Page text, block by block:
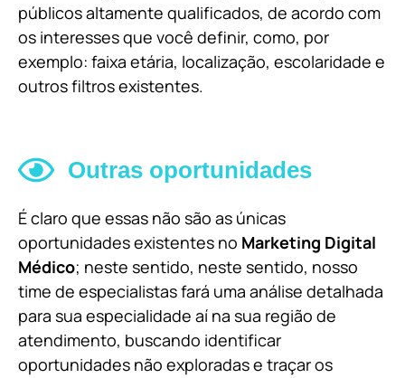
públicos altamente qualificados, de acordo com
os interesses que você definir, como, por
exemplo: faixa etária, localização, escolaridade e
outros filtros existentes.
Outras oportunidades
É claro que essas não são as únicas
oportunidades existentes no Marketing Digital
Médico; neste sentido, neste sentido, nosso
time de especialistas fará uma análise detalhada
para sua especialidade aí na sua região de
atendimento, buscando identificar
oportunidades não exploradas e traçar os